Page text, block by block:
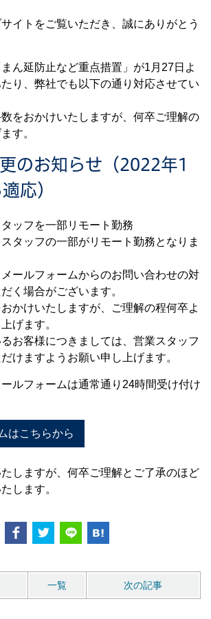
イトをご覧いただき、誠にありがとう
ん延防止など重点措置」が1月27日よ
り、弊社でも以下の通り対応させてい
をおかけいたしますが、何卒ご理解の
す。
のお知らせ（2022年1
応）
タッフを一部リモート勤務
タッフの一部がリモート勤務となりま
ールフォームからのお問い合わせの対
く場合がございます。
かけいたしますが、ご理解の程何卒よ
げます。
お客様につきましては、営業スタッフ
けますようお願い申し上げます。
ルフォームは通常通り24時間受け付け
はこちらから
しますが、何卒ご理解とご了承のほど
します。
一覧 次の記事